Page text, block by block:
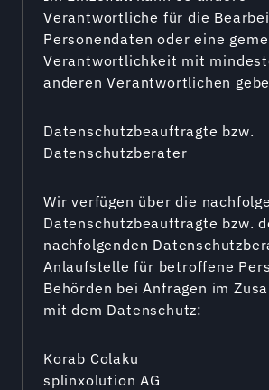
Verantwortliche für die
Personendaten oder eine
Verantwortlichkeit mit
anderen Verantwortlichen
Datenschutzbeauftragte bzw.
Datenschutzberater
Wir verfügen über die
Datenschutzbeauftragte bzw.
nachfolgenden
Anlaufstelle für betroffene
Behörden bei Anfragen im
mit dem Datenschutz:
Korab Colaku
splinxolution AG